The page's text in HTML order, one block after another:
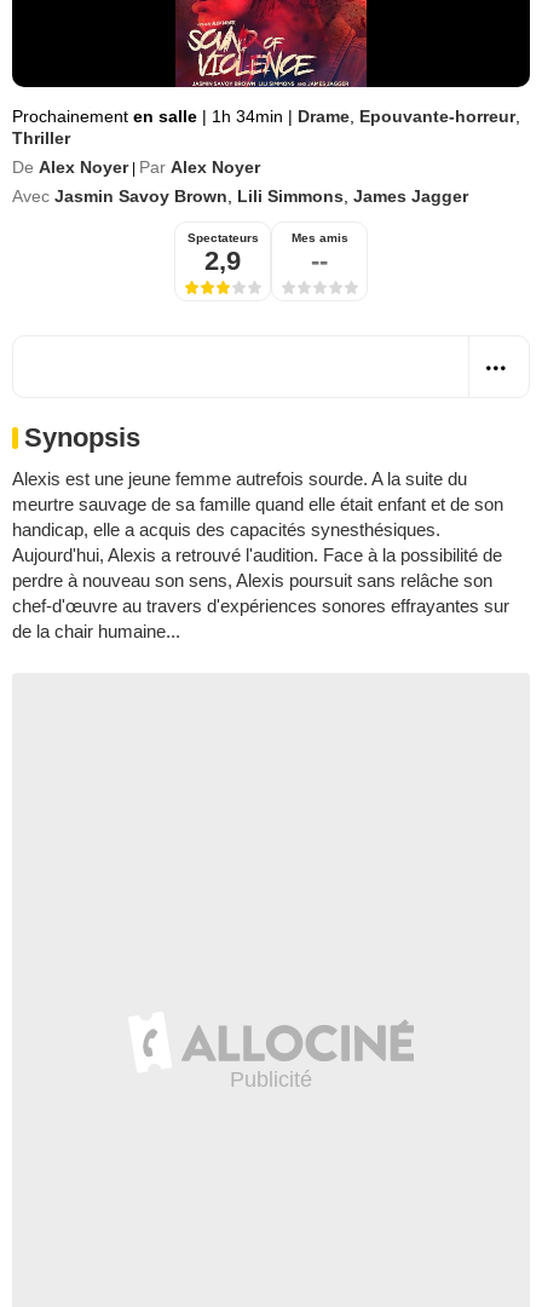
Prochainement en salle | 1h 34min | Drame Epouvante-horreur,
Thriller
De Alex Noyer Par Alex Noyer
Avec Jasmin Savoy Brown Lili Simmons James Jagger
Spectateurs
2,9
Mes amis
--
Synopsis
Alexis est une jeune femme autrefois sourde. A la suite du
meurtre sauvage de sa famille quand elle était enfant et de son
handicap, elle a acquis des capacités synesthésiques.
Aujourd'hui, Alexis a retrouvé l'audition. Face à la possibilité de
perdre à nouveau son sens, Alexis poursuit sans relâche son
chef-d'œuvre au travers d'expériences sonores effrayantes sur
de la chair humaine...